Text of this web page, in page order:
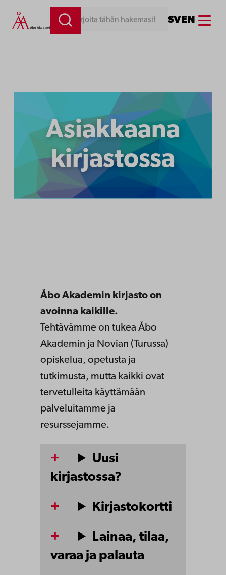
Siirry
sisältöön
Kirjoita tähän hakemasi! SVEN Menu
Asiakkaana
kirjastossa
Åbo Akademin kirjasto on
avoinna kaikille.
Tehtävämme on tukea Åbo
Akademin ja Novian (Turussa)
opiskelua, opetusta ja
tutkimusta, mutta kaikki ovat
tervetulleita käyttämään
palveluitamme ja
resurssejamme.
Uusi
kirjastossa?
Kirjastokortti
Lainaa, tilaa,
varaa ja palauta